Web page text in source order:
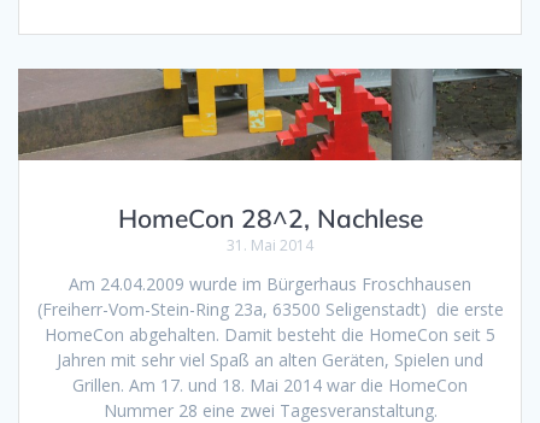
HomeCon 28^2, Nachlese
31. Mai 2014
Am 24.04.2009 wurde im Bürgerhaus Froschhausen
(Freiherr-Vom-Stein-Ring 23a, 63500 Seligenstadt) die erste
HomeCon abgehalten. Damit besteht die HomeCon seit 5
Jahren mit sehr viel Spaß an alten Geräten, Spielen und
Grillen. Am 17. und 18. Mai 2014 war die HomeCon
Nummer 28 eine zwei Tagesveranstaltung.